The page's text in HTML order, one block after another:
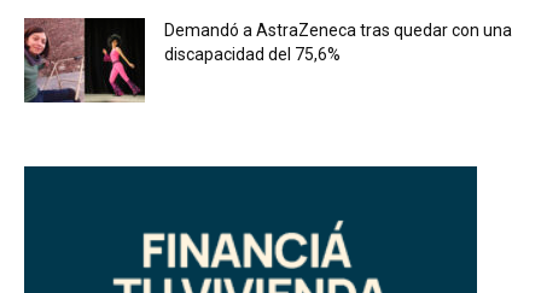
Demandó a AstraZeneca tras quedar con una
discapacidad del 75,6%